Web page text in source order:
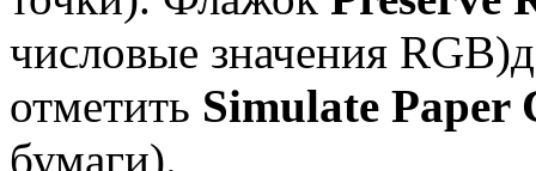
числовые значения
отметить Simulate Paper
бумаги).